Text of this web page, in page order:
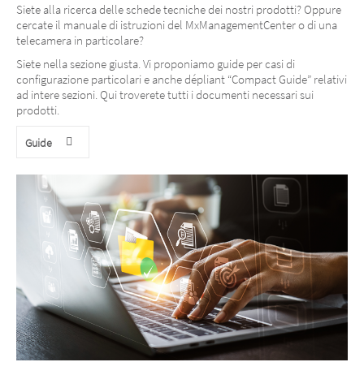
Siete alla ricerca delle schede tecniche dei nostri prodotti? Oppure
cercate il manuale di istruzioni del MxManagementCenter o di una
telecamera in particolare?
Siete nella sezione giusta. Vi proponiamo guide per casi di
configurazione particolari e anche dépliant “Compact Guide” relativi
ad intere sezioni. Qui troverete tutti i documenti necessari sui
prodotti.
Guide